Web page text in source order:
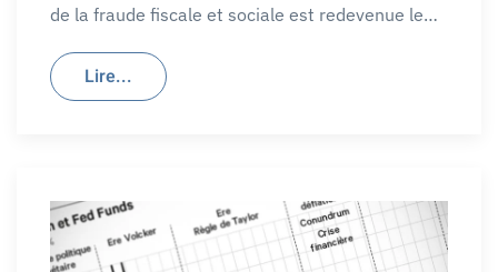
de la fraude fiscale et sociale est redevenue le…
Lire...